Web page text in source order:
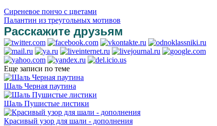
Сиреневое пончо с цветами
Палантин из треугольных мотивов
Расскажите друзьям
Еще записи по теме
Шаль Черная паутина
Шаль Пушистые листики
Красивый узор для шали - дополнения